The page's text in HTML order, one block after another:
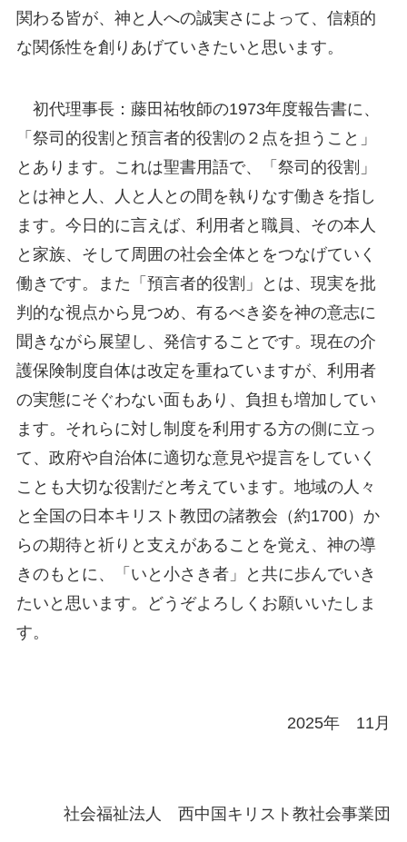
関わる皆が、神と人への誠実さによって、信頼的
な関係性を創りあげていきたいと思います。
初代理事長：藤田祐牧師の1973年度報告書に、
「祭司的役割と預言者的役割の２点を担うこと」
とあります。これは聖書用語で、「祭司的役割」
とは神と人、人と人との間を執りなす働きを指し
ます。今日的に言えば、利用者と職員、その本人
と家族、そして周囲の社会全体とをつなげていく
働きです。また「預言者的役割」とは、現実を批
判的な視点から見つめ、有るべき姿を神の意志に
聞きながら展望し、発信することです。現在の介
護保険制度自体は改定を重ねていますが、利用者
の実態にそぐわない面もあり、負担も増加してい
ます。それらに対し制度を利用する方の側に立っ
て、政府や自治体に適切な意見や提言をしていく
ことも大切な役割だと考えています。地域の人々
と全国の日本キリスト教団の諸教会（約1700）か
らの期待と祈りと支えがあることを覚え、神の導
きのもとに、「いと小さき者」と共に歩んでいき
たいと思います。どうぞよろしくお願いいたしま
す。
2025年 11月
社会福祉法人 西中国キリスト教社会事業団